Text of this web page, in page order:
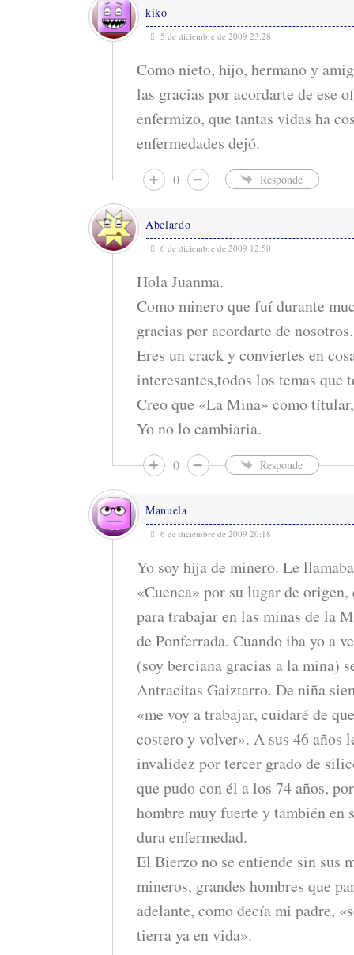
kiko
5 de diciembre de 2009 23:28
Como nieto, hijo, hermano y
las gracias por acordarte de ese
enfermizo, que tantas vidas ha
enfermedades dejó.
0 Responde
Abelardo
6 de diciembre de 2009 12:50
Hola Juanma.
Como minero que fuí durante
gracias por acordarte de nosotros.
Eres un crack y conviertes en
interesantes,todos los temas que
Creo que «La Mina» como
Yo no lo cambiaria.
0 Responde
Manuela
6 de diciembre de 2009 20:18
Yo soy hija de minero. Le
«Cuenca» por su lugar de
para trabajar en las minas de la
de Ponferrada. Cuando iba yo a
(soy berciana gracias a la mina)
Antracitas Gaiztarro. De niña
«me voy a trabajar, cuidaré de
costero y volver». A sus 46 años
invalidez por tercer grado de
que pudo con él a los 74 años,
hombre muy fuerte y también en
dura enfermedad.
El Bierzo no se entiende sin sus
mineros, grandes hombres que
adelante, como decía mi padre,
tierra ya en vida».